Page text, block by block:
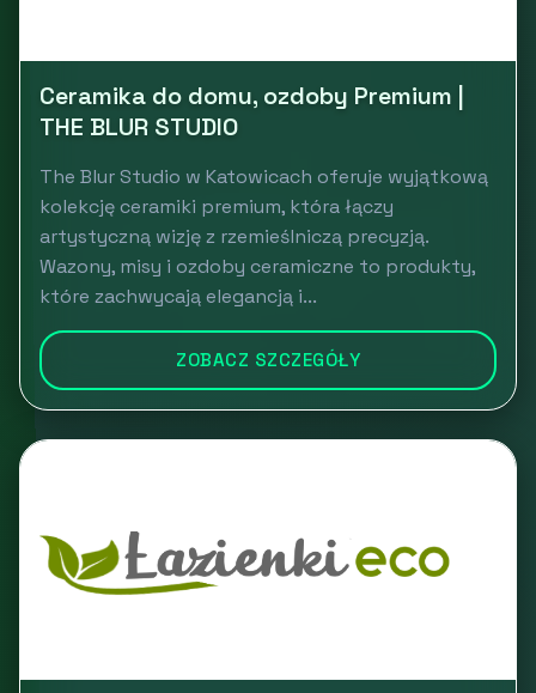
Ceramika do domu, ozdoby Premium |
THE BLUR STUDIO
The Blur Studio w Katowicach oferuje wyjątkową
kolekcję ceramiki premium, która łączy
artystyczną wizję z rzemieślniczą precyzją.
Wazony, misy i ozdoby ceramiczne to produkty,
które zachwycają elegancją i...
ZOBACZ SZCZEGÓŁY